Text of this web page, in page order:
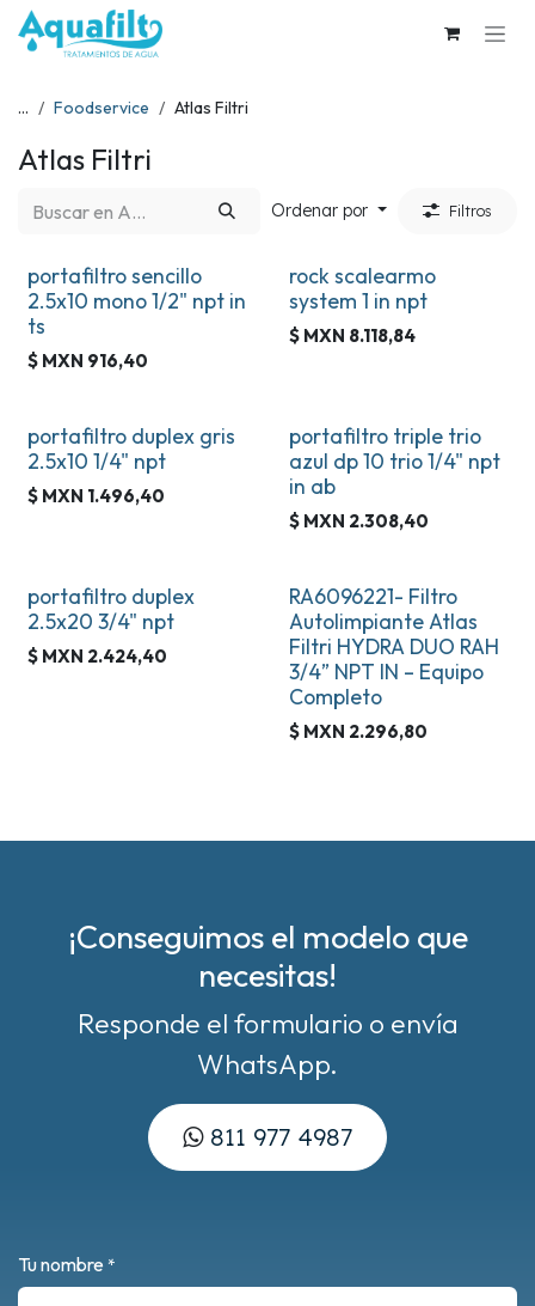
Ir al contenido
... Foodservice Atlas Filtri
Atlas Filtri
Ordenar por Filtros
portafiltro sencillo
2.5x10 mono 1/2" npt in
ts
$ MXN 916,40
rock scalearmo
system 1 in npt
$ MXN 8.118,84
portafiltro duplex gris
2.5x10 1/4" npt
$ MXN 1.496,40
portafiltro triple trio
azul dp 10 trio 1/4" npt
in ab
$ MXN 2.308,40
portafiltro duplex
2.5x20 3/4" npt
$ MXN 2.424,40
RA6096221- Filtro
Autolimpiante Atlas
Filtri HYDRA DUO RAH
3/4” NPT IN – Equipo
Completo
$ MXN 2.296,80
¡Conseguimos el modelo que
necesitas!
Responde el formulario o envía
WhatsApp.
811 977 4987
Tu nombre*